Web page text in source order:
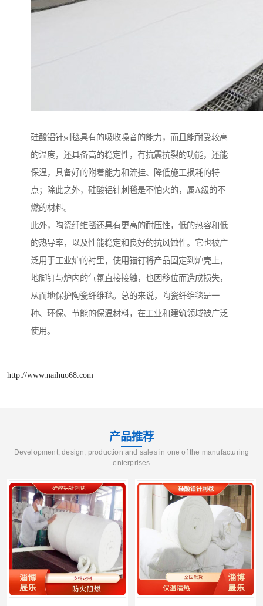
硅酸铝针刺毯具有的吸收噪音的能力，而且能耐受较高
的温度，还具备高的稳定性，有抗震抗裂的功能，还能
保温，具备好的附着能力和流挂、降低施工损耗的特
点；除此之外，硅酸铝针刺毯是不怕火的，属A级的不
燃的材料。
此外，陶瓷纤维毯还具有更高的耐压性，低的热容和低
的热导率，以及性能稳定和良好的抗风蚀性。它也被广
泛用于工业炉的衬里，使用锚钉将产品固定到炉壳上，
地脚钉与炉内的气氛直接接触，也因移位而造成损失，
从而地保护陶瓷纤维毯。总的来说，陶瓷纤维毯是一
种、环保、节能的保温材料，在工业和建筑领域被广泛
使用。
http://www.naihuo68.com
产品推荐
Development, design, production and sales in one of the manufacturing
enterprises